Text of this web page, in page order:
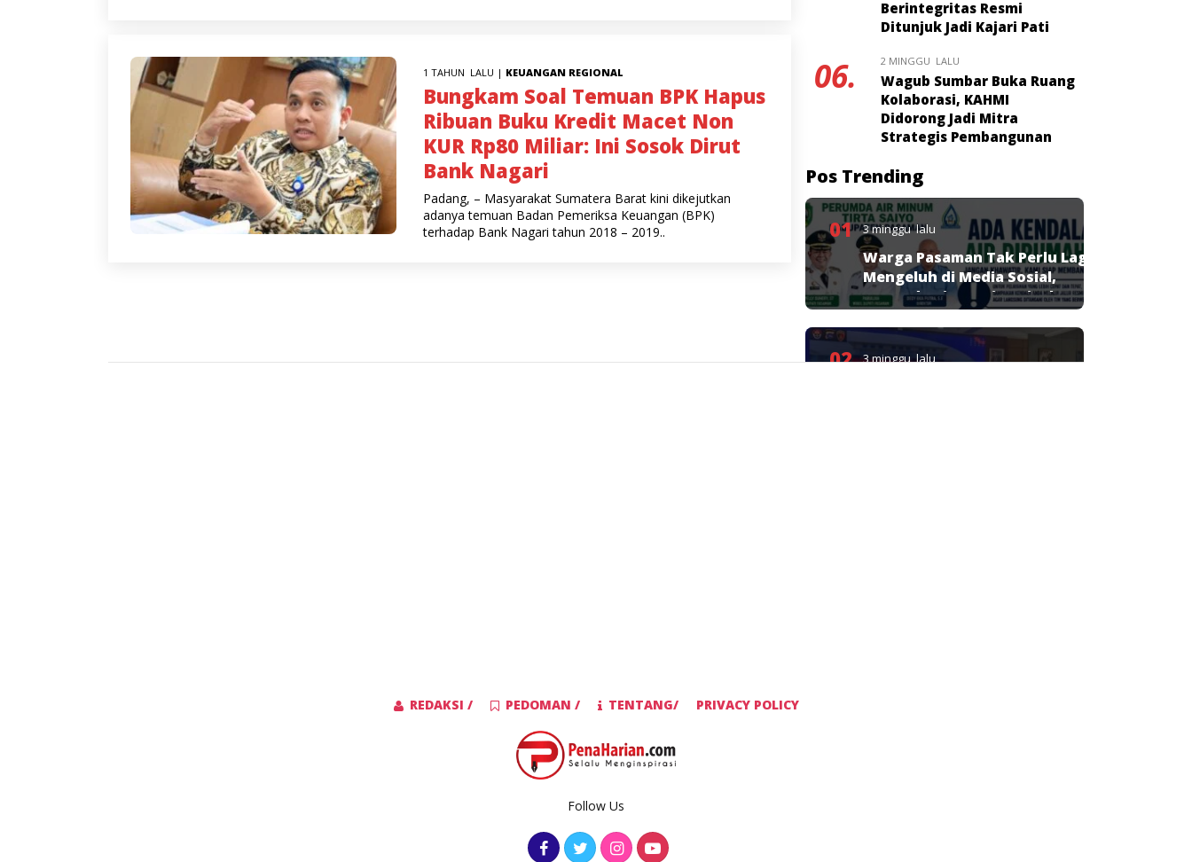
1 TAHUN LALU | KEUANGAN REGIONAL
Bungkam Soal Temuan BPK Hapus
Ribuan Buku Kredit Macet Non
KUR Rp80 Miliar: Ini Sosok Dirut
Bank Nagari
Padang, – Masyarakat Sumatera Barat kini dikejutkan
adanya temuan Badan Pemeriksa Keuangan (BPK)
terhadap Bank Nagari tahun 2018 – 2019..
Berintegritas Resmi
Ditunjuk Jadi Kajari Pati
06. 2 MINGGU LALU
Wagub Sumbar Buka Ruang
Kolaborasi, KAHMI
Didorong Jadi Mitra
Strategis Pembangunan
Pos Trending
01 3 minggu lalu
Warga Pasaman Tak Perlu Lagi
Mengeluh di Media Sosial,
Perumda Tirta Saiyo Siapkan
Layanan Resmi
02 3 minggu lalu
REDAKSI / PEDOMAN / TENTANG/ PRIVACY POLICY
Follow Us